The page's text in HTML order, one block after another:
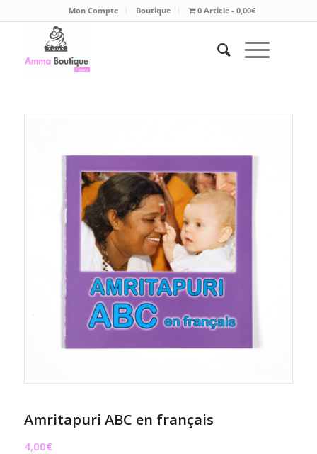
Mon Compte Boutique 0 Article 0,00€
Amritapuri ABC en français
4,00€